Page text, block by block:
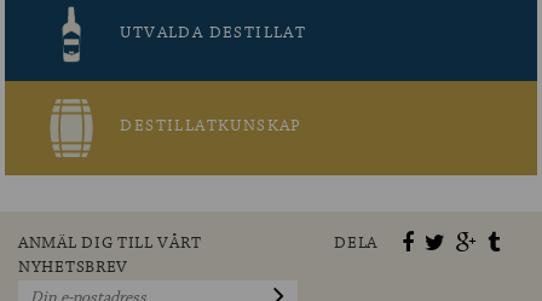
UTVALDA DESTILLAT
DESTILLATKUNSKAP
ANMÄL DIG TILL VÅRT
NYHETSBREV
DELA